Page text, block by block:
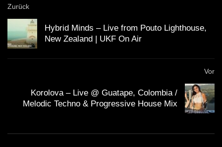
Zurück
Hybrid Minds – Live from Pouto Lighthouse,
New Zealand | UKF On Air
Vor
Korolova – Live @ Guatape, Colombia /
Melodic Techno & Progressive House Mix